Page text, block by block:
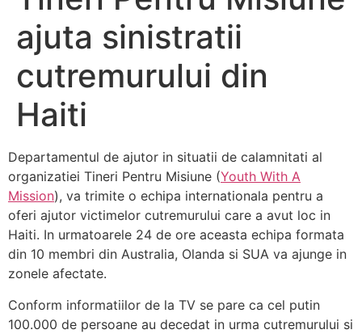
ajuta sinistratii
cutremurului din
Haiti
Departamentul de ajutor in situatii de calamnitati al
organizatiei Tineri Pentru Misiune (Youth With A
Mission), va trimite o echipa internationala pentru a
oferi ajutor victimelor cutremurului care a avut loc in
Haiti. In urmatoarele 24 de ore aceasta echipa formata
din 10 membri din Australia, Olanda si SUA va ajunge in
zonele afectate.
Conform informatiilor de la TV se pare ca cel putin
100.000 de persoane au decedat in urma cutremurului si